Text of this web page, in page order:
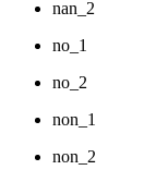
nan_2
no_1
no_2
non_1
non_2